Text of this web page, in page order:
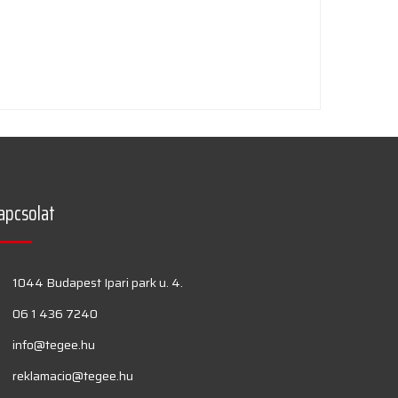
1044 Budapest Ipari park u. 4.
06 1 436 7240
info@tegee.hu
reklamacio@tegee.hu